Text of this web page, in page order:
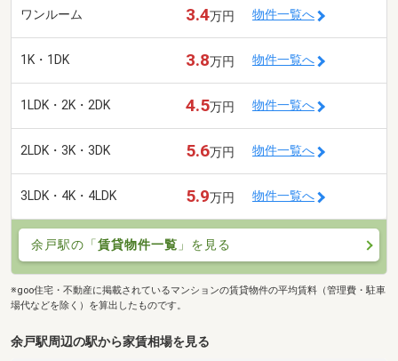
ワンルーム 3.4万円 物件一覧へ
1K・1DK 3.8万円 物件一覧へ
1LDK・2K・2DK 4.5万円 物件一覧へ
2LDK・3K・3DK 5.6万円 物件一覧へ
3LDK・4K・4LDK 5.9万円 物件一覧へ
余戸駅の「賃貸物件一覧 」を見る
※goo住宅・不動産に掲載されているマンションの賃貸物件の平均賃料（管理費・駐車
場代などを除く）を算出したものです。
余戸駅周辺の駅から家賃相場を見る